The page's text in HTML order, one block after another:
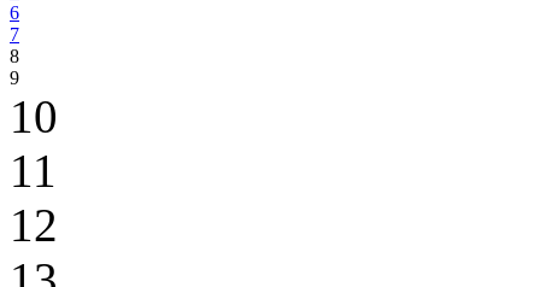
6
7
8
9
10
11
12